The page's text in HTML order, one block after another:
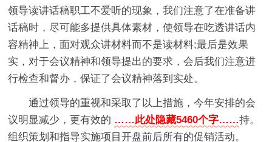
领导读讲话稿职工不爱听的现象，我们注意了在准备讲
话稿时，尽可能多提供具体素材，使领导在吃透讲话内
容精神上，面对观众讲材料而不是读材料;最后是效果
实，对于会议精神和领导提出的要求，会后我们注意进
行检查和督办，保证了会议精神落到实处。
通过领导的重视和采取了以上措施，今年安排的会
议明显减少，更有效的 ……此处隐藏5460个字……持。
组织策划和指导实施项目开盘前后所有的促销活动。